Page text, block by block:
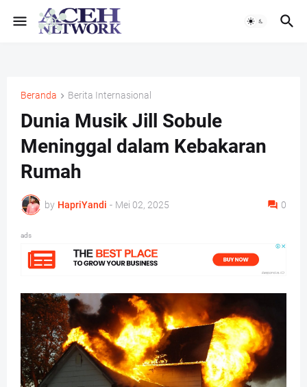
Beranda Berita Internasional
Dunia Musik Jill Sobule
Meninggal dalam Kebakaran
Rumah
by HapriYandi - Mei 02, 2025 0
ads